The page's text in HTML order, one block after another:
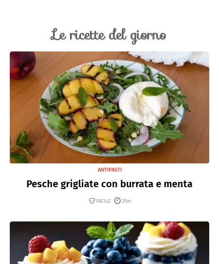
Le ricette del giorno
ANTIPASTI
Pesche grigliate con burrata e menta
FACILE 25m